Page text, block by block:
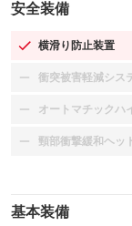
安全装備
横滑り防止装置
：装備あり
衝突被害軽減シス
：装備なし
オートマチックハ
：装備なし
頸部衝撃緩和ヘッ
：装備なし
基本装備